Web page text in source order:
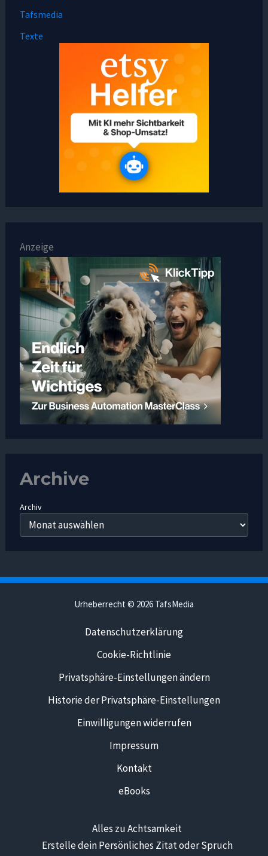
Tafsmedia
Texte
Anzeige
Archive
Archiv
Urheberrecht © 2026 TafsMedia
Datenschutzerklärung
Cookie-Richtlinie
Privatsphäre-Einstellungen ändern
Historie der Privatsphäre-Einstellungen
Einwilligungen widerrufen
Impressum
Kontakt
eBooks
Alles zu Achtsamkeit
Erstelle dein Persönliches Zitat oder Spruch